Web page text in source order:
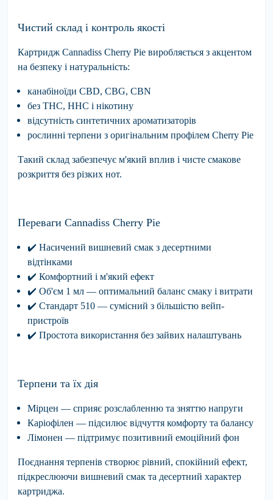
Чистий склад і контроль якості
Картридж Cannadiss Cherry Pie виробляється з акцентом
на безпеку і натуральність:
канабіноїди CBD, CBG, CBN
без THC, HHC і нікотину
відсутність синтетичних ароматизаторів
рослинні терпени з оригінальним профілем Cherry Pie
Такий склад забезпечує м'який вплив і чисте смакове
розкриття без різких нот.
Переваги Cannadiss Cherry Pie
✔ Насичений вишневий смак з десертними
відтінками
✔ Комфортний і м'який ефект
✔ Об'єм 1 мл — оптимальний баланс смаку і витрати
✔ Стандарт 510 — сумісний з більшістю вейп-
пристроїв
✔ Простота використання без зайвих налаштувань
Терпени та їх дія
Мірцен — сприяє розслабленню та зняттю напруги
Каріофілен — підсилює відчуття комфорту та балансу
Лімонен — підтримує позитивний емоційний фон
Поєднання терпенів створює рівний, спокійний ефект,
підкреслюючи вишневий смак та десертний характер
картриджа.